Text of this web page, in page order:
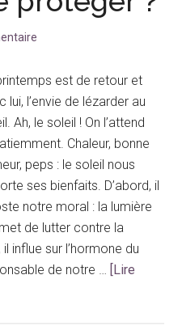
est de retour et
lui, l’envie de lézarder au
Ah, le soleil ! On l’attend
Chaleur, bonne
peps : le soleil nous
ses bienfaits. D’abord, il
notre moral : la lumière
de lutter contre la
influe sur l’hormone du
de notre … [Lire